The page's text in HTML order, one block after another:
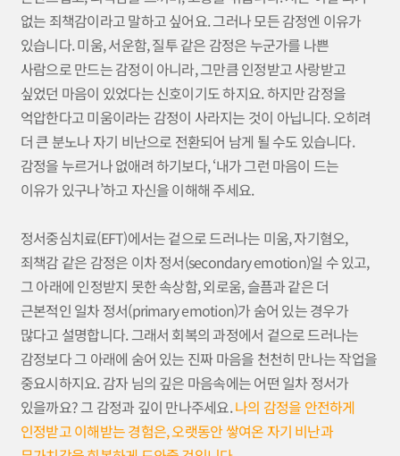
없는 죄책감이라고 말하고 싶어요. 그러나 모든 감정엔 이유가
있습니다. 미움, 서운함, 질투 같은 감정은 누군가를 나쁜
사람으로 만드는 감정이 아니라, 그만큼 인정받고 사랑받고
싶었던 마음이 있었다는 신호이기도 하지요. 하지만 감정을
억압한다고 미움이라는 감정이 사라지는 것이 아닙니다. 오히려
더 큰 분노나 자기 비난으로 전환되어 남게 될 수도 있습니다.
감정을 누르거나 없애려 하기보다, ‘내가 그런 마음이 드는
이유가 있구나’하고 자신을 이해해 주세요.
정서중심치료(EFT)에서는 겉으로 드러나는 미움, 자기혐오,
죄책감 같은 감정은 이차 정서(secondary emotion)일 수 있고,
그 아래에 인정받지 못한 속상함, 외로움, 슬픔과 같은 더
근본적인 일차 정서(primary emotion)가 숨어 있는 경우가
많다고 설명합니다. 그래서 회복의 과정에서 겉으로 드러나는
감정보다 그 아래에 숨어 있는 진짜 마음을 천천히 만나는 작업을
중요시하지요. 감자 님의 깊은 마음속에는 어떤 일차 정서가
있을까요? 그 감정과 깊이 만나주세요.나의 감정을 안전하게
인정받고 이해받는 경험은, 오랫동안 쌓여온 자기 비난과